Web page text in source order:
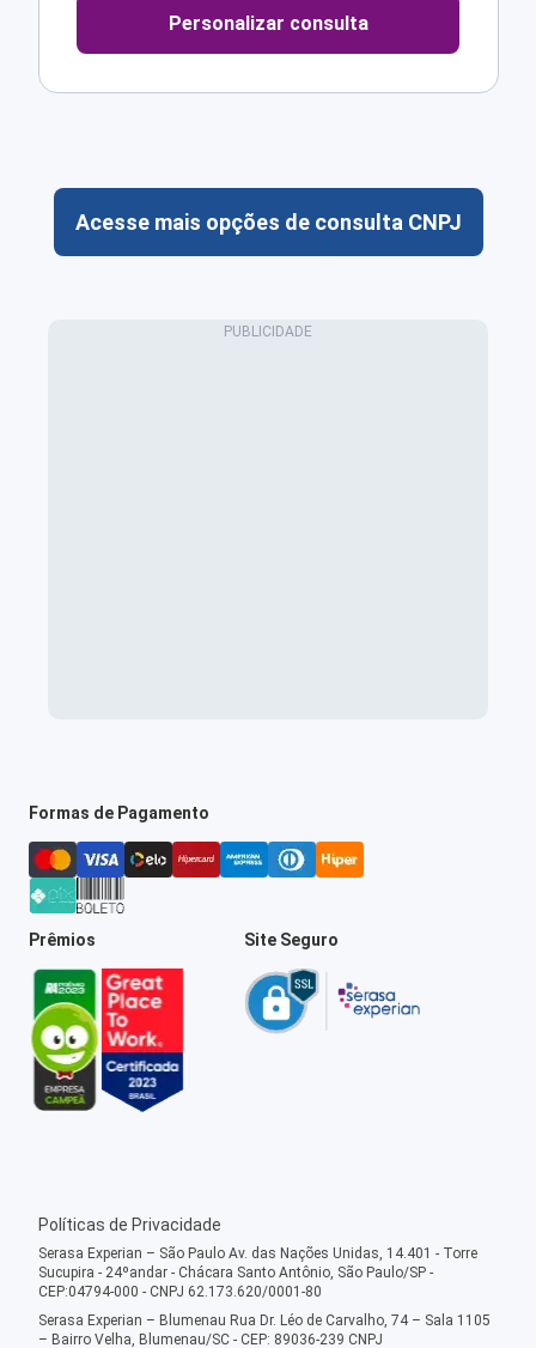
Personalizar consulta
Acesse mais opções de consulta CNPJ
Formas de Pagamento
Prêmios Site Seguro
Políticas de Privacidade
Serasa Experian – São Paulo Av. das Nações Unidas, 14.401 - Torre
Sucupira - 24ºandar - Chácara Santo Antônio, São Paulo/SP -
CEP:04794-000 - CNPJ 62.173.620/0001-80
Serasa Experian – Blumenau Rua Dr. Léo de Carvalho, 74 – Sala 1105
– Bairro Velha, Blumenau/SC - CEP: 89036-239 CNPJ